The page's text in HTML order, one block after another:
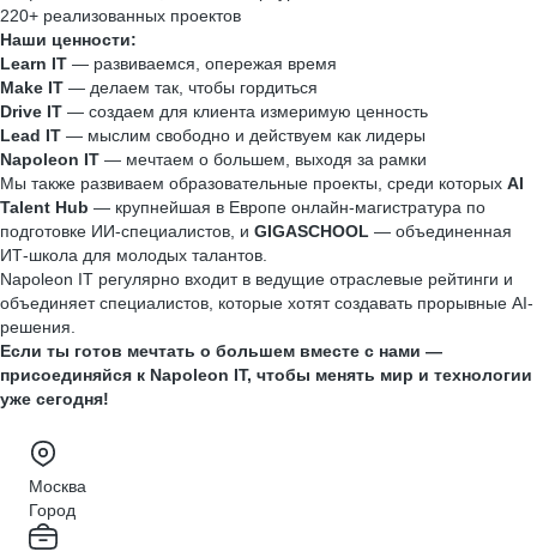
220+ реализованных проектов
Наши ценности:
Learn IT — развиваемся, опережая время
Make IT — делаем так, чтобы гордиться
Drive IT — создаем для клиента измеримую ценность
Lead IT — мыслим свободно и действуем как лидеры
Napoleon IT — мечтаем о большем, выходя за рамки
Мы также развиваем образовательные проекты, среди которых AI
Talent Hub — крупнейшая в Европе онлайн-магистратура по
подготовке ИИ-специалистов, и GIGASCHOOL — объединенная
ИТ-школа для молодых талантов.
Napoleon IT регулярно входит в ведущие отраслевые рейтинги и
объединяет специалистов, которые хотят создавать прорывные AI-
решения.
Если ты готов мечтать о большем вместе с нами —
присоединяйся к Napoleon IT, чтобы менять мир и технологии
уже сегодня!
Москва
Город